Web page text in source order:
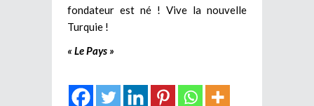
fondateur est né ! Vive la nouvelle
Turquie !
« Le Pays »